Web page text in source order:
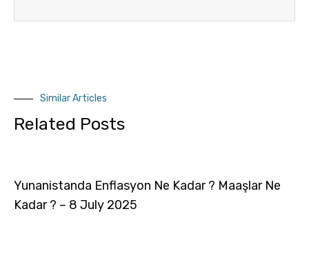
Similar Articles
Related Posts
Yunanistanda Enflasyon Ne Kadar ? Maaşlar Ne
Kadar ? – 8 July 2025